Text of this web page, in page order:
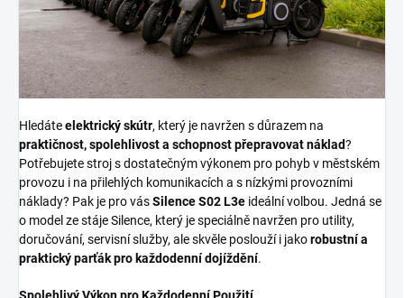
Hledáteelektrický skútr, který je navržen s důrazem na
praktičnost, spolehlivost a schopnost přepravovat náklad?
Potřebujete stroj s dostatečným výkonem pro pohyb v městském
provozu i na přilehlých komunikacích a s nízkými provozními
náklady? Pak je pro vásSilence S02 L3e ideální volbou. Jedná se
o model ze stáje Silence, který je speciálně navržen pro utility,
doručování, servisní služby, ale skvěle poslouží i jakorobustní a
praktický parťák pro každodenní dojíždění.